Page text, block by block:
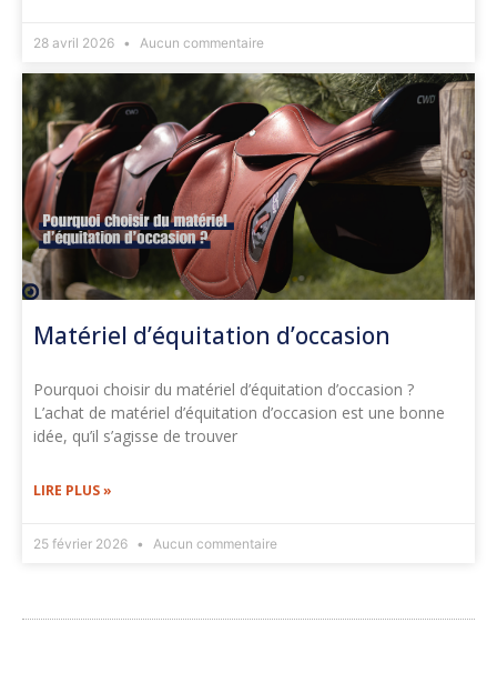
28 avril 2026 Aucun commentaire
Matériel d’équitation d’occasion
Pourquoi choisir du matériel d’équitation d’occasion ?
L’achat de matériel d’équitation d’occasion est une bonne
idée, qu’il s’agisse de trouver
LIRE PLUS »
25 février 2026 Aucun commentaire